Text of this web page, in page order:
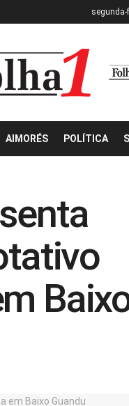
AIMORÉS POLÍTICA